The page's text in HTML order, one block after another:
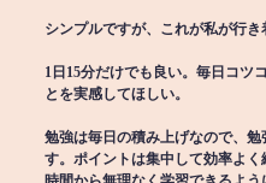
シンプルですが、これが私が行き
1日15分だけでも良い。毎日コツ
とを実感してほしい。
勉強は毎日の積み上げなので、
す。ポイントは集中して効率よ